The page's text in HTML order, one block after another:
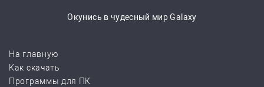
Окунись в чудесный мир Galaxy
На главную
Как скачать
Программы для ПК